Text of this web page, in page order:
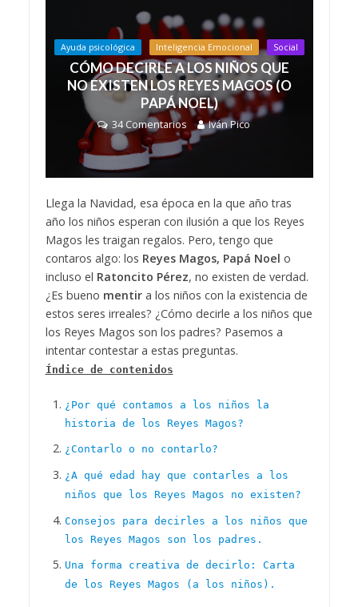
Ayuda psicológica Inteligencia Emocional Social
CÓMO DECIRLE A LOS NIÑOS QUE
NO EXISTEN LOS REYES MAGOS (O
PAPÁ NOEL)
34 Comentarios Iván Pico
Llega la Navidad, esa época en la que año tras
año los niños esperan con ilusión a que los Reyes
Magos les traigan regalos. Pero, tengo que
contaros algo: los Reyes Magos, Papá Noel o
incluso el Ratoncito Pérez, no existen de verdad.
¿Es bueno mentira los niños con la existencia de
estos seres irreales? ¿Cómo decirle a los niños que
los Reyes Magos son los padres? Pasemos a
intentar contestar a estas preguntas.
Índice de contenidos
¿Por qué contamos a los niños la
historia de los Reyes Magos?
¿Contarlo o no contarlo?
¿A qué edad hay que contarles a los
niños que los Reyes Magos no existen?
Consejos para decirles a los niños que
los Reyes Magos son los padres.
Una forma creativa de decirlo: Carta
de los Reyes Magos (a los niños).